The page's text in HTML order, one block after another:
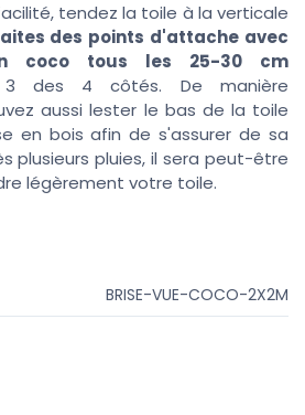
tendez la toile à la verticale
des points d'attache avec
coco tous les 25-30 cm
3 des 4 côtés. De manière
aussi lester le bas de la toile
en bois afin de s'assurer de sa
plusieurs pluies, il sera peut-être
légèrement votre toile.
BRISE-VUE-COCO-2X2M